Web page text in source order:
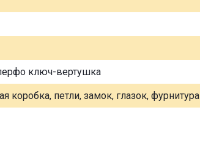
ключ-вертушка
коробка, петли, замок, глазок, фурнитура